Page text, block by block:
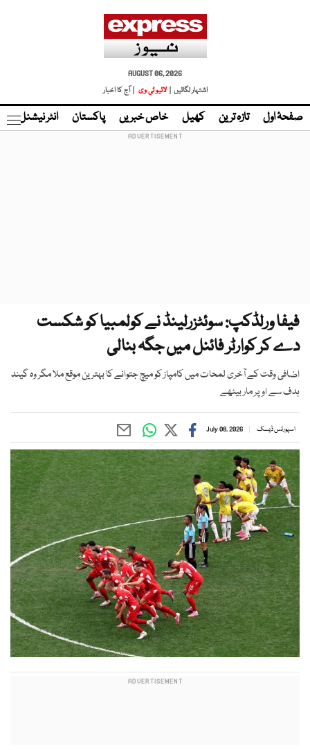
AUGUST 06, 2026
اشتہار لگائیں |
لائیو ٹی وی | آج کا اخبار
صفحۂ اول تازہ ترین کھیل خاص خبریں پاکستان انٹر نیشنل
فیفا ورلڈکپ: سوئٹزرلینڈ نے کولمبیا کو شکست
دے کر کوارٹر فائنل میں جگہ بنالی
اضافی وقت کے آخری لمحات میں کامپاز کو میچ جتوانے کا بہترین موقع ملا مگر وہ گیند
ہدف سے اوپر مار بیٹھے
اسپورٹس ڈیسک July 08, 2026